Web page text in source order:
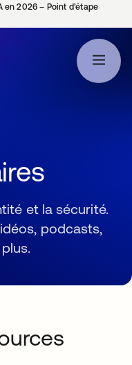
en 2026 – Point d’étape
et la sécurité.
podcasts,